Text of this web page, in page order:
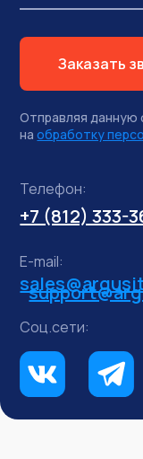
Заказать
+7 (812) 333-
Телефон:
E-mail:
Соц.сети:
Отправляя данную
на обработку